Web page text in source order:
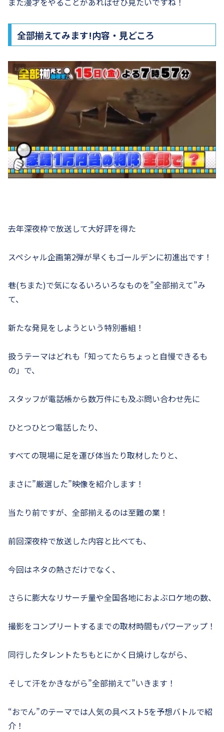
全部揃えてみます!内容・見どころ
去年深夜枠で放送して大好評を得た
スペシャル企画第2弾が早くもゴールデンに初進出です！
巷(ちまた)で気になるいろいろなものを”全部揃えて”み
て、
新たな発見をしようという特別番組！
扱うテーマはどれも「知ってたらちょっと自慢できるも
の」で、
スタッフが電話帳から数万件にも及ぶ問い合わせ先に
ひとつひとつ電話したり、
すべての現場に足を運び体当たり取材したりと、
まさに”厳選した”映像を紹介します！
当たり前ですが、全部揃えるのは至難の業！
前回深夜枠で放送した内容と比べても、
今回はネタの熱さだけでなく、
さらに膨大なリサーチ量や全国各地におよぶロケ地の数、
撮影をコンプリートするまでの取材時間もパワーアップ！
同行したタレントたちもとにかく日焼けしながら、
そして汗をかきながら”全部揃えて”いきます！
“おでん”のテーマでは人気の具ベスト5を予想バトルで紹
介！